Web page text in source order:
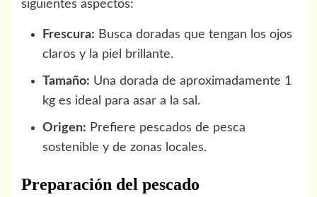
siguientes aspectos:
Frescura: Busca doradas que tengan los ojos
claros y la piel brillante.
Tamaño: Una dorada de aproximadamente 1
kg es ideal para asar a la sal.
Origen: Prefiere pescados de pesca
sostenible y de zonas locales.
Preparación del pescado